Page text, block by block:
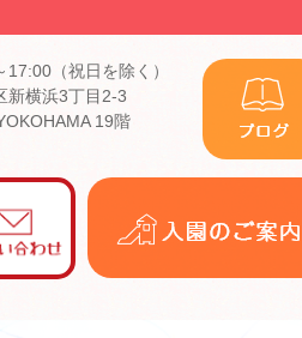
（祝日を除く）
新横浜3丁目2-3
19階